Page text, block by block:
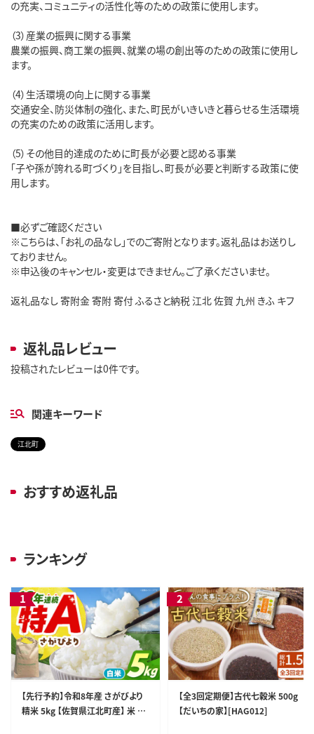
の充実、コミュニティの活性化等のための政策に使用します。
（3）産業の振興に関する事業
農業の振興、商工業の振興、就業の場の創出等のための政策に使用し
ます。
（4）生活環境の向上に関する事業
交通安全、防災体制の強化、また、町民がいきいきと暮らせる生活環境
の充実のための政策に活用します。
（5）その他目的達成のために町長が必要と認める事業
「子や孫が誇れる町づくり」を目指し、町長が必要と判断する政策に使
用します。
■必ずご確認ください
※こちらは、「お礼の品なし」でのご寄附となります。返礼品はお送りし
ておりません。
※申込後のキャンセル・変更はできません。ご了承くださいませ。
返礼品なし 寄附金 寄附 寄付 ふるさと納税 江北 佐賀 九州 きふ キフ
返礼品レビュー
投稿されたレビューは0件です。
関連キーワード
江北町
おすすめ返礼品
ランキング
【先行予約】令和8年産 さがびより
精米 5kg 【佐賀県江北町産】 米 白
【全3回定期便】古代七穀米 500g
【だいちの家】[HAG012]